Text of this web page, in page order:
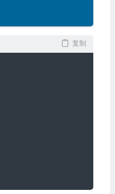
复制